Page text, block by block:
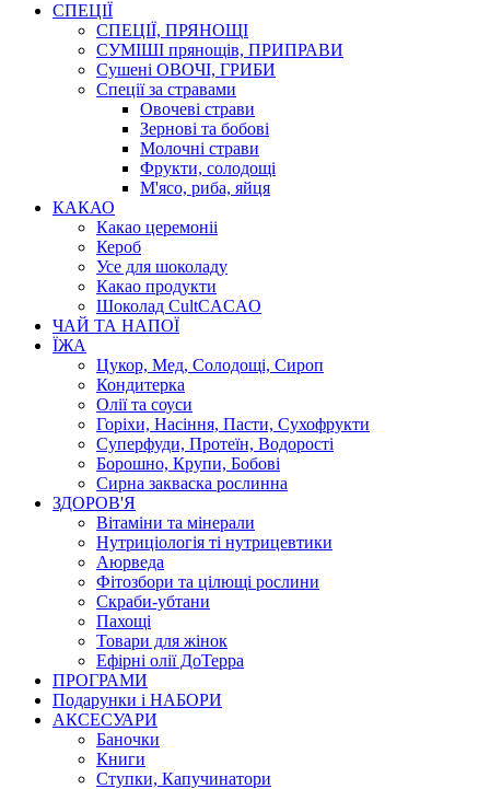
СПЕЦІЇ
СПЕЦІЇ, ПРЯНОЩІ
СУМІШІ прянощів, ПРИПРАВИ
Сушені ОВОЧІ, ГРИБИ
Спеції за стравами
Овочеві страви
Зернові та бобові
Молочні страви
Фрукти, солодощі
М'ясо, риба, яйця
КАКАО
Какао церемоніі
Кероб
Усе для шоколаду
Какао продукти
Шоколад CultCACAO
ЧАЙ ТА НАПОЇ
ЇЖА
Цукор, Мед, Солодощі, Сироп
Кондитерка
Олії та соуси
Горіхи, Насіння, Пасти, Сухофрукти
Суперфуди, Протеїн, Водорості
Борошно, Крупи, Бобові
Сирна закваска рослинна
ЗДОРОВ'Я
Вітаміни та мінерали
Нутриціологія ті нутрицевтики
Аюрведа
Фітозбори та цілющі рослини
Скраби-убтани
Пахощі
Товари для жінок
Ефірні олії ДоТерра
ПРОГРАМИ
Подарунки і НАБОРИ
АКСЕСУАРИ
Баночки
Книги
Ступки, Капучинатори